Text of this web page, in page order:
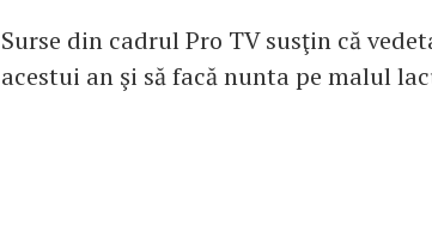
Surse din cadrul Pro TV susţin că
acestui an şi să facă nunta pe malul